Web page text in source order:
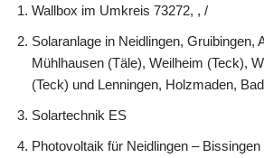
Wallbox im Umkreis 73272, , /
Solaranlage in Neidlingen, Gruibingen,
Mühlhausen (Täle), Weilheim (Teck),
(Teck) und Lenningen, Holzmaden,
Solartechnik ES
Photovoltaik für Neidlingen –